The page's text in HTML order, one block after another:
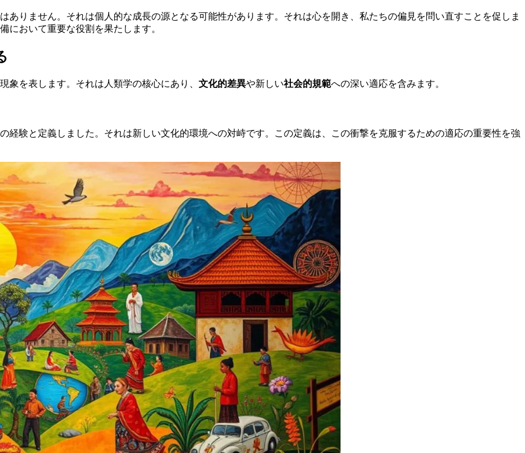
ありません。それは個人的な成長の源となる可能性があります。それは心を開き、私たちの偏見を問い直すことを促しま
において重要な役割を果たします。
象を表します。それは人類学の核心にあり、 文化的差異や新しい社会的規範への深い適応を含みます。
経験と定義しました。それは新しい文化的環境への対峙です。この定義は、この衝撃を克服するための適応の重要性を強